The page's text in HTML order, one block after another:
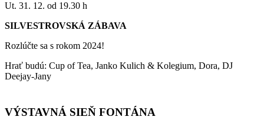
Ut. 31. 12. od 19.30 h
SILVESTROVSKÁ ZÁBAVA
Rozlúčte sa s rokom 2024!
Hrať budú: Cup of Tea, Janko Kulich & Kolegium, Dora, DJ
Deejay-Jany
VÝSTAVNÁ SIEŇ FONTÁNA